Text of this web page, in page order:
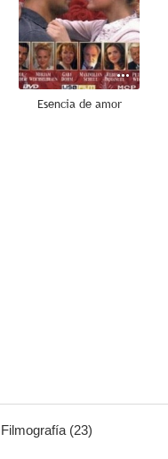
Esencia de amor
Filmografía (23)